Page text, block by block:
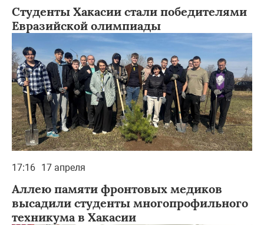
Студенты Хакасии стали победителями
Евразийской олимпиады
17:16 17 апреля
Аллею памяти фронтовых медиков
высадили студенты многопрофильного
техникума в Хакасии